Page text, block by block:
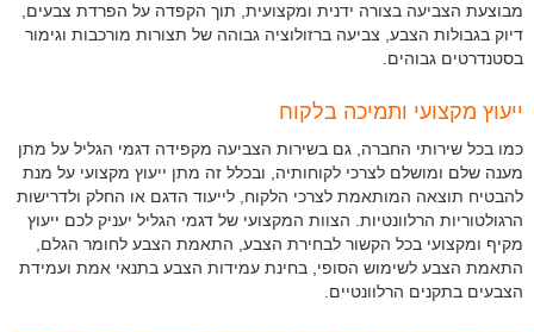
מבוצעת הצביעה בצורה ידנית ומקצועית, תוך הקפדה על הפרדת צבעים,
דיוק בגבולות הצבע, צביעה ברזולוציה גבוהה של תצורות מורכבות וגימור
בסטנדרטים גבוהים.
ייעוץ מקצועי ותמיכה בלקוח
כמו בכל שירותי החברה, גם בשירות הצביעה מקפידה דגמי הגליל על מתן
מענה שלם ומושלם לצרכי לקוחותיה, ובכלל זה מתן ייעוץ מקצועי על מנת
להבטיח תוצאה המותאמת לצרכי הלקוח, לייעוד הדגם או החלק ולדרישות
הרגולטוריות הרלוונטיות. הצוות המקצועי של דגמי הגליל יעניק לכם ייעוץ
מקיף ומקצועי בכל הקשור לבחירת הצבע, התאמת הצבע לחומר הגלם,
התאמת הצבע לשימוש הסופי, בחינת עמידות הצבע בתנאי אמת ועמידת
הצבעים בתקנים הרלוונטיים.